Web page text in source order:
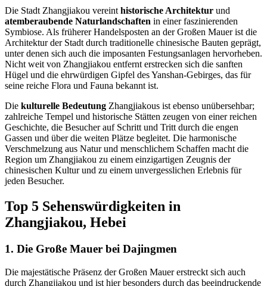
Die Stadt Zhangjiakou vereint historische Architektur und
atemberaubende Naturlandschaften in einer faszinierenden
Symbiose. Als früherer Handelsposten an der Großen Mauer ist die
Architektur der Stadt durch traditionelle chinesische Bauten geprägt,
unter denen sich auch die imposanten Festungsanlagen hervorheben.
Nicht weit von Zhangjiakou entfernt erstrecken sich die sanften
Hügel und die ehrwürdigen Gipfel des Yanshan-Gebirges, das für
seine reiche Flora und Fauna bekannt ist.
Die kulturelle Bedeutung Zhangjiakous ist ebenso unübersehbar;
zahlreiche Tempel und historische Stätten zeugen von einer reichen
Geschichte, die Besucher auf Schritt und Tritt durch die engen
Gassen und über die weiten Plätze begleitet. Die harmonische
Verschmelzung aus Natur und menschlichem Schaffen macht die
Region um Zhangjiakou zu einem einzigartigen Zeugnis der
chinesischen Kultur und zu einem unvergesslichen Erlebnis für
jeden Besucher.
Top 5 Sehenswürdigkeiten in
Zhangjiakou, Hebei
1. Die Große Mauer bei Dajingmen
Die majestätische Präsenz der Großen Mauer erstreckt sich auch
durch Zhangjiakou und ist hier besonders durch das beeindruckende